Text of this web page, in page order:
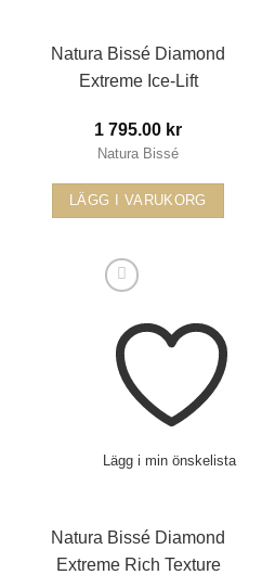
Natura Bissé Diamond
Extreme Ice-Lift
1 795.00 kr
Natura Bissé
LÄGG I VARUKORG
Lägg i min önskelista
Natura Bissé Diamond
Extreme Rich Texture